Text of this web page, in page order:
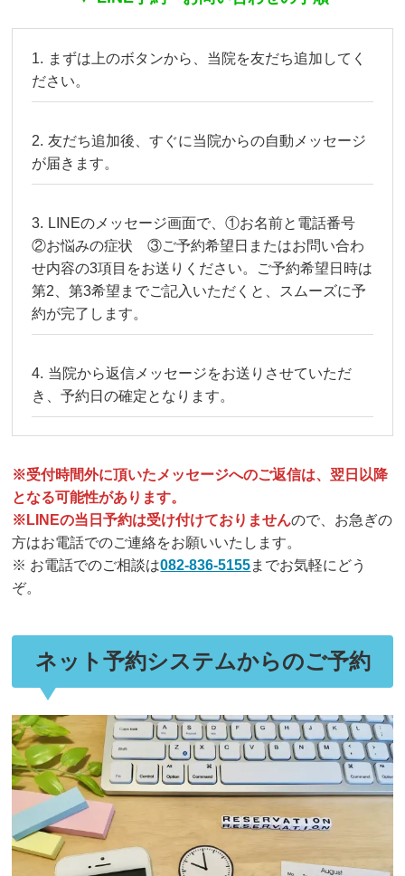
まずは上のボタンから、当院を友だち追加してく
ださい。
友だち追加後、すぐに当院からの自動メッセージ
が届きます。
LINEのメッセージ画面で、①お名前と電話番号
②お悩みの症状 ③ご予約希望日またはお問い合わ
せ内容の3項目をお送りください。ご予約希望日時は
第2、第3希望までご記入いただくと、スムーズに予
約が完了します。
当院から返信メッセージをお送りさせていただ
き、予約日の確定となります。
※受付時間外に頂いたメッセージへのご返信は、翌日以降
となる可能性があります。
※LINEの当日予約は受け付けておりませんので、お急ぎの
方はお電話でのご連絡をお願いいたします。
※ お電話でのご相談は082-836-5155までお気軽にどう
ぞ。
ネット予約システムからのご予約